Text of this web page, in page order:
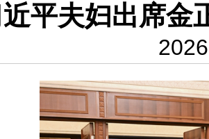
平夫妇出席金